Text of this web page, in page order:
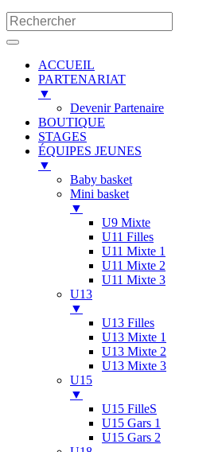
ACCUEIL
PARTENARIAT
▼
Devenir Partenaire
BOUTIQUE
STAGES
ÉQUIPES JEUNES
▼
Baby basket
Mini basket
▼
U9 Mixte
U11 Filles
U11 Mixte 1
U11 Mixte 2
U11 Mixte 3
U13
▼
U13 Filles
U13 Mixte 1
U13 Mixte 2
U13 Mixte 3
U15
▼
U15 FilleS
U15 Gars 1
U15 Gars 2